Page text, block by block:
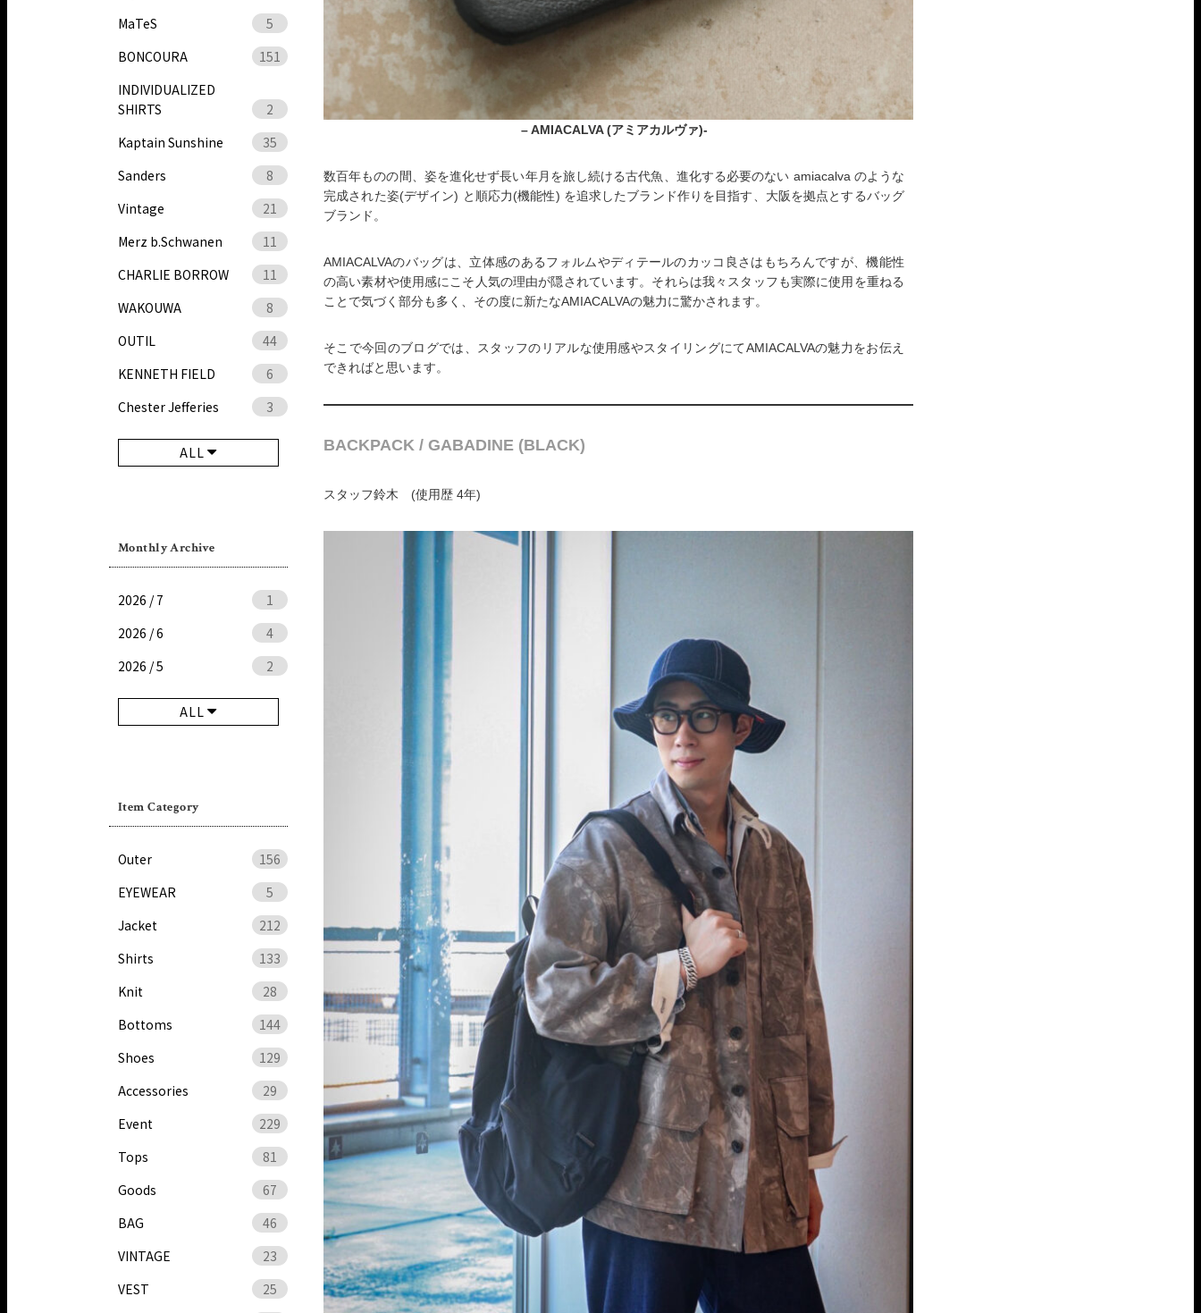
MaTeS
5
BONCOURA
151
INDIVIDUALIZED
SHIRTS
2
Kaptain Sunshine
35
Sanders
8
Vintage
21
Merz b.Schwanen
11
CHARLIE BORROW
11
WAKOUWA
8
OUTIL
44
KENNETH FIELD
6
Chester Jefferies
3
ALL
Monthly Archive
2026 / 7
1
2026 / 6
4
2026 / 5
2
ALL
Item Category
Outer
156
EYEWEAR
5
Jacket
212
Shirts
133
Knit
28
Bottoms
144
Shoes
129
Accessories
29
Event
229
Tops
81
Goods
67
BAG
46
VINTAGE
23
VEST
25
– AMIACALVA (アミアカルヴァ)-
数百年ものの間、姿を進化せず長い年月を旅し続ける古代魚、進化する必要のない amiacalva のような
完成された姿(デザイン) と順応力(機能性) を追求したブランド作りを目指す、大阪を拠点とするバッグ
ブランド。
AMIACALVAのバッグは、立体感のあるフォルムやディテールのカッコ良さはもちろんですが、機能性
の高い素材や使用感にこそ人気の理由が隠されています。それらは我々スタッフも実際に使用を重ねる
ことで気づく部分も多く、その度に新たなAMIACALVAの魅力に驚かされます。
そこで今回のブログでは、スタッフのリアルな使用感やスタイリングにてAMIACALVAの魅力をお伝え
できればと思います。
BACKPACK / GABADINE (BLACK)
スタッフ鈴木 (使用歴 4年)